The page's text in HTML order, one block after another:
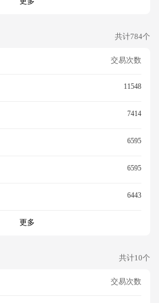
共计784个
交易次数
11548
7414
6595
6595
6443
更多
共计10个
交易次数